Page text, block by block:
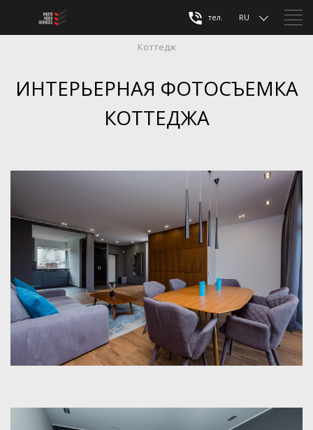
тел. RU
Коттедж
ИНТЕРЬЕРНАЯ ФОТОСЪЕМКА
КОТТЕДЖА